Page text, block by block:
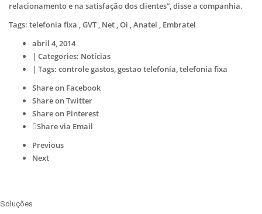
relacionamento e na satisfação dos clientes”, disse a companhia.
Tags: telefonia fixa , GVT , Net , Oi , Anatel , Embratel
abril 4, 2014
| Categories: Notícias
| Tags: controle gastos,gestao telefonia,telefonia fixa
Share on Facebook
Share on Twitter
Share on Pinterest
Share via Email
Previous
Next
Soluções